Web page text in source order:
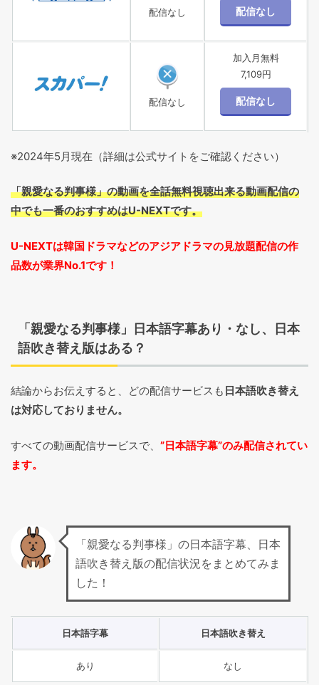
配信なし
配信なし
加入月無料
7,109円
※2024年5 月現在（詳細は公式サイトをご確認ください）
「親愛なる判事様」の動画を全話無料視聴出来る動画配信の
中でも一番のおすすめはU-NEXTです。
U-NEXTは韓国ドラマなどのアジアドラマの見放題配信の作
品数が業界No.1です！
「親愛なる判事様」日本語字幕あり・なし、日本
語吹き替え版はある？
結論からお伝えすると、どの配信サービスも 日本語吹き替え
は対応しておりません。
すべての動画配信サービスで、 ”日本語字幕”のみ配信されてい
ます。
「親愛なる判事様」の日本語字幕、日本
語吹き替え版の配信状況をまとめてみま
した！
日本語字幕 日本語吹き替え
あり なし